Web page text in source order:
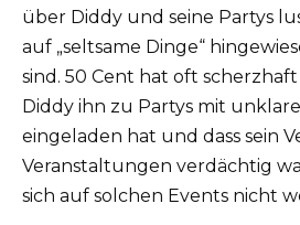
über Diddy und seine Partys
auf „seltsame Dinge“
sind. 50 Cent hat oft
Diddy ihn zu Partys mit
eingeladen hat und dass sein
Veranstaltungen verdächtig
sich auf solchen Events nicht